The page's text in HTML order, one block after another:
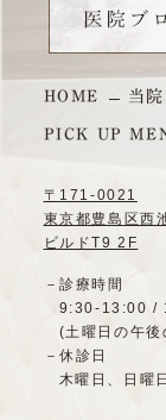
HOME 当
PICK UP
〒171-0021
東京都豊島区西
ビルドT9 2F
－診療時間
9:30-13:00 /
(土曜日の午
－休診日
木曜日、日曜